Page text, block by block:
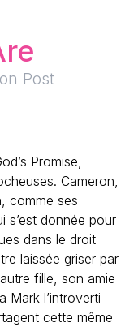
Post
Promise,
Cameron,
comme ses
s’est donnée pour
dans le droit
laissée griser par
fille, son amie
Mark l’introverti
cette même